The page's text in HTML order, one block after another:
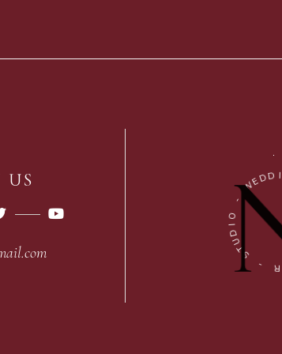
US -
WE D
H
R
-
S
T
U
D
O